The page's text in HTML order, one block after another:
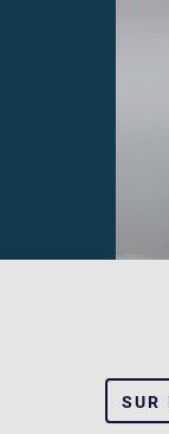
SUR